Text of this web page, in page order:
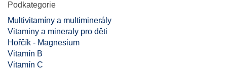
Podkategorie
Multivitamíny a multiminerály
Vitaminy a mineraly pro děti
Hořčík - Magnesium
Vitamín B
Vitamín C